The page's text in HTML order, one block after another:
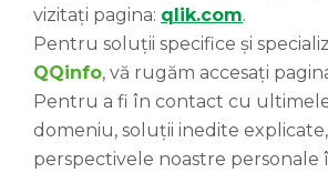
vizitați pagina: qlik.com.
Pentru soluții specifice și
QQinfo, vă rugăm accesați
Pentru a fi în contact cu
domeniu, soluții inedite
perspectivele noastre personale